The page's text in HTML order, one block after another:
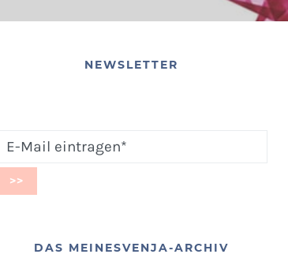
NEWSLETTER
DAS MEINESVENJA-ARCHIV